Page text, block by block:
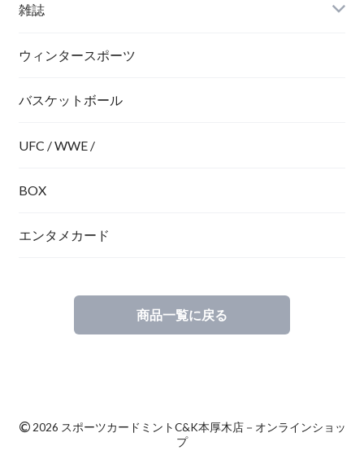
雑誌
ウィンタースポーツ
バスケットボール
UFC / WWE /
BOX
エンタメカード
商品一覧に戻る
©2026 スポーツカードミントC&K本厚木店－オンラインショッ
プ